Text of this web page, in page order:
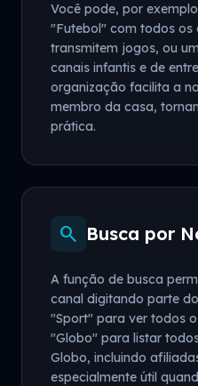
Você pode, por
"Futebol" com todos os
transmitem jogos, ou
canais infantis e de
organização facilita a
membro da casa,
prática.
search Busca por
A função de busca
canal digitando parte
"Sport" para ver todos
"Globo" para listar
Globo, incluindo
especialmente útil